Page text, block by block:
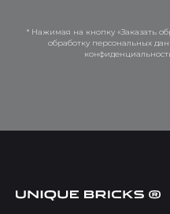
* Нажимая на кнопку «Заказать
обработку персональных